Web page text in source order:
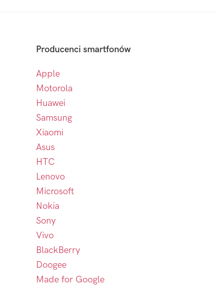
Producenci smartfonów
Apple
Motorola
Huawei
Samsung
Xiaomi
Asus
HTC
Lenovo
Microsoft
Nokia
Sony
Vivo
BlackBerry
Doogee
Made for Google